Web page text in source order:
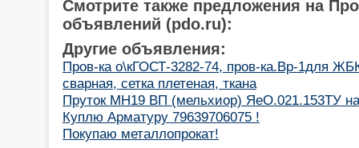
Смотрите также предложения на
объявлений (pdo.ru):
Другие объявления:
Пров-ка о\кГОСТ-3282-74, пров-ка.Вр-1для
сварная, сетка плетеная, ткана
Пруток МН19 ВП (мельхиор) ЯеО.021.153ТУ
Куплю Арматуру 79639706075 !
Покупаю металлопрокат!